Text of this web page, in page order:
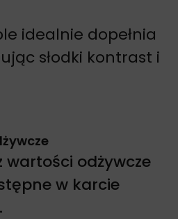
idealnie dopełnia
słodki kontrast i
wartości odżywcze
w karcie